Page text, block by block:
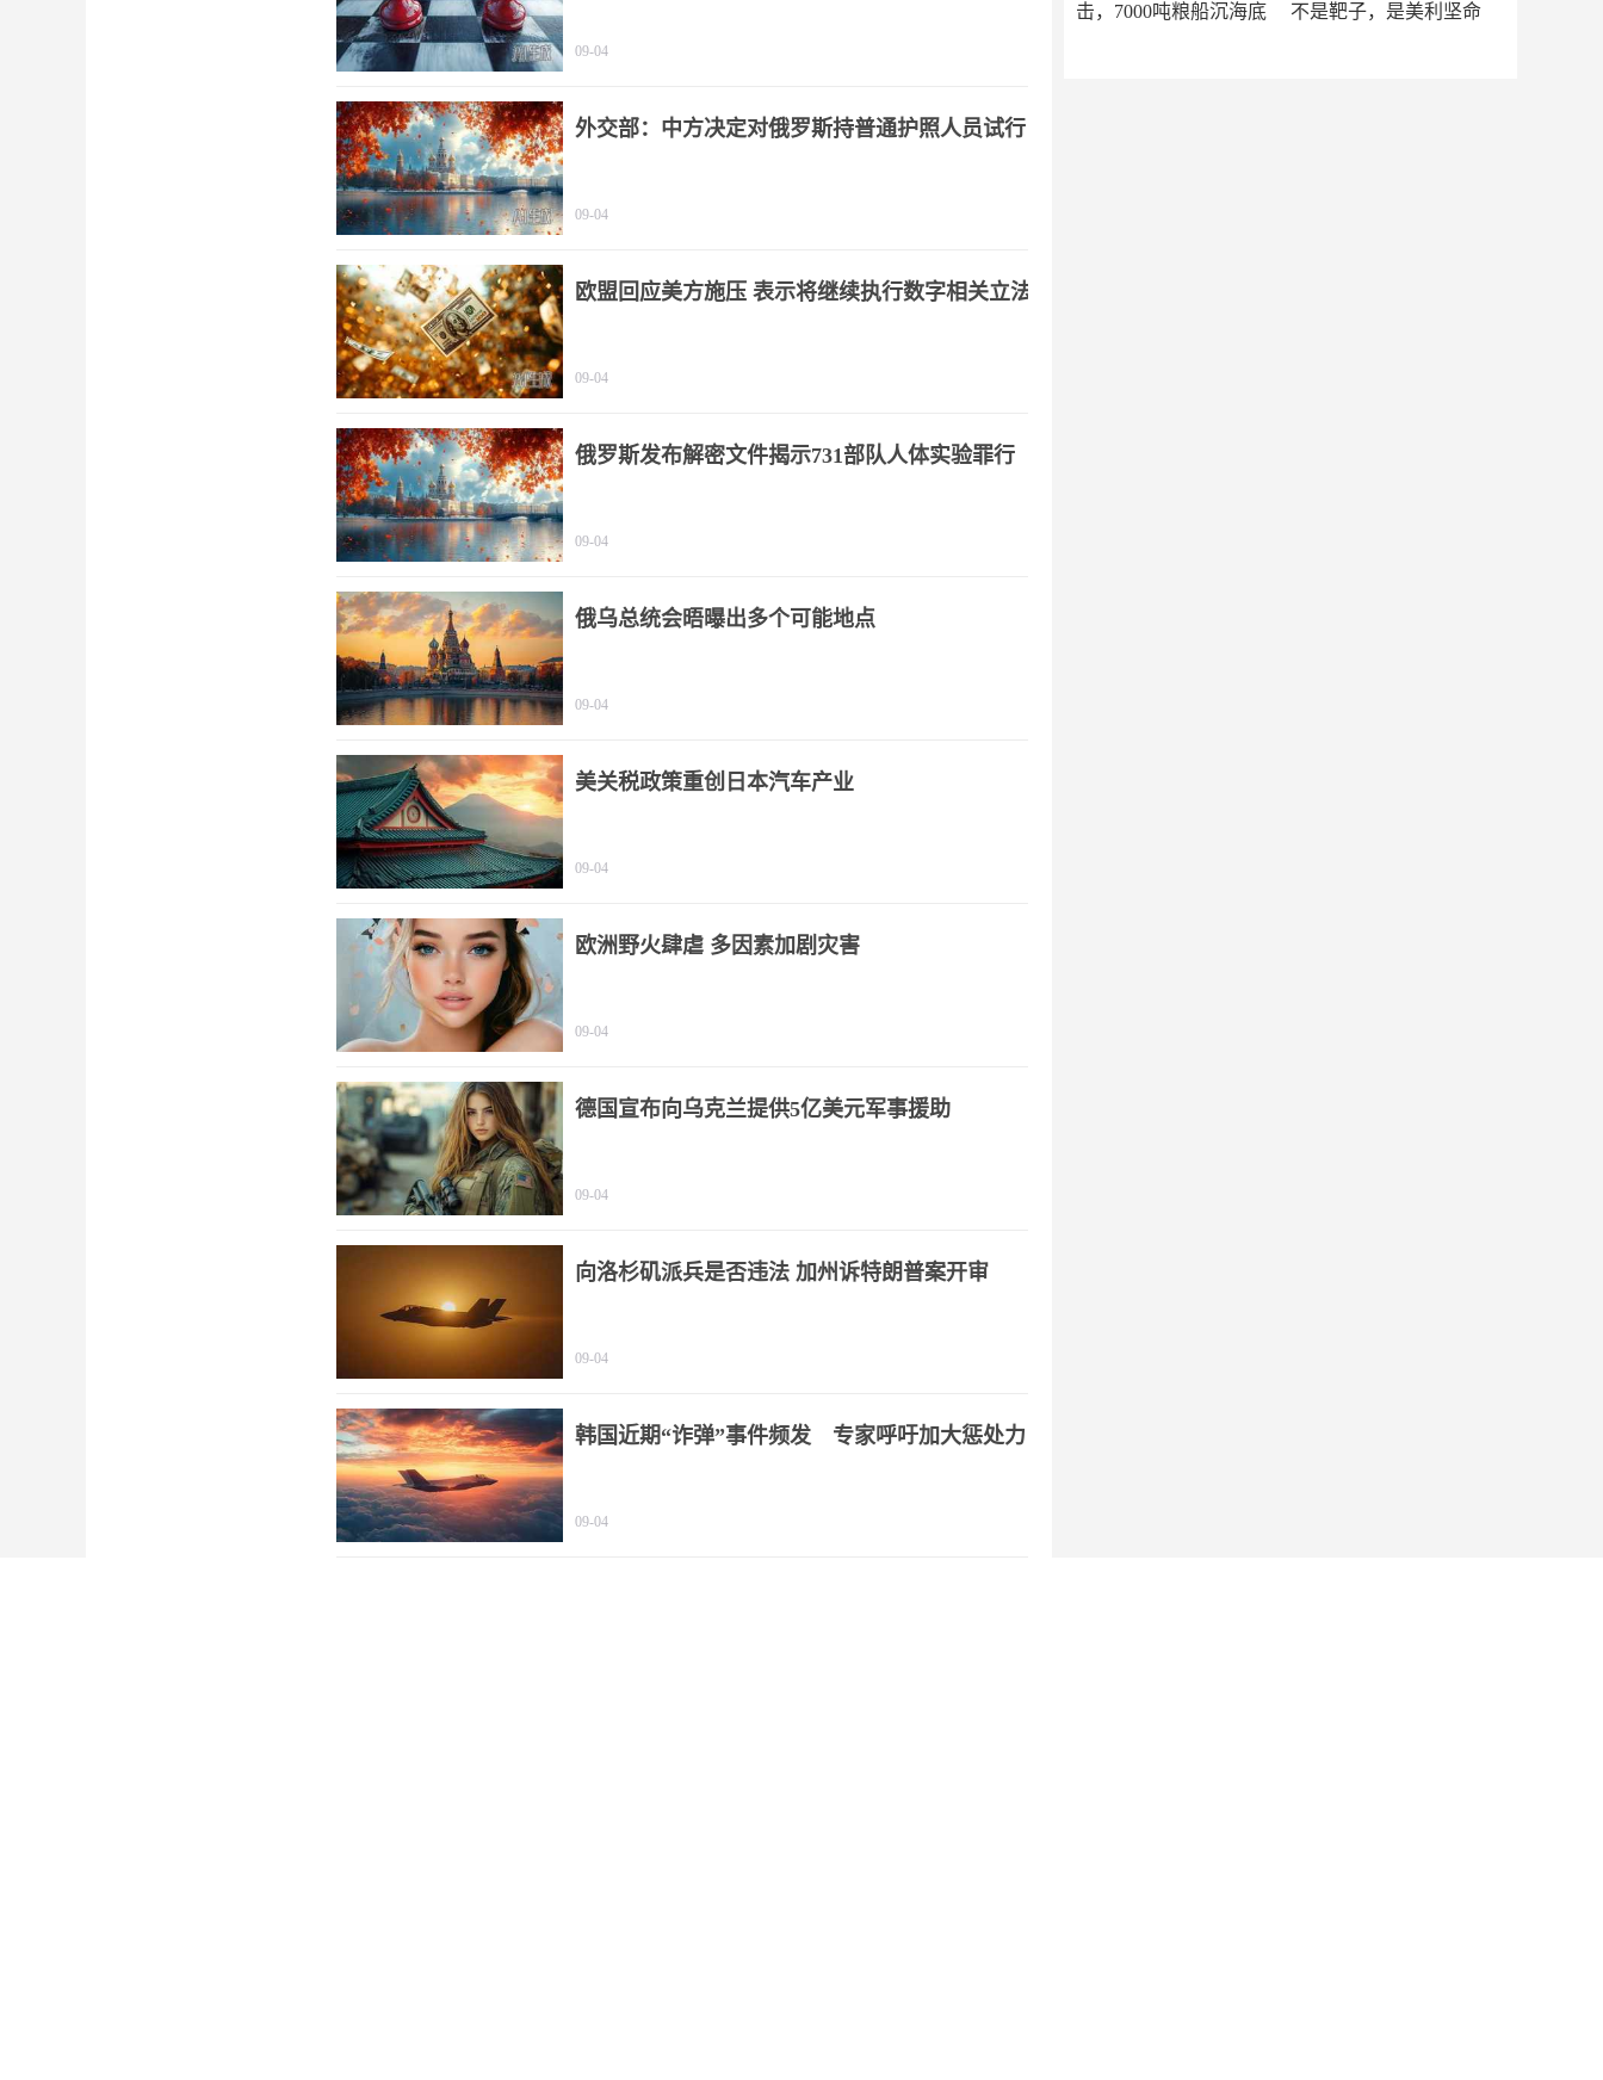
击，7000吨粮船沉海底
不是靶子，是美利坚命
09-04
外交部：中方决定对俄罗斯持普通护照人员试行
09-04
欧盟回应美方施压 表示将继续执行数字相关立法
09-04
俄罗斯发布解密文件揭示731部队人体实验罪行
09-04
俄乌总统会晤曝出多个可能地点
09-04
美关税政策重创日本汽车产业
09-04
欧洲野火肆虐 多因素加剧灾害
09-04
德国宣布向乌克兰提供5亿美元军事援助
09-04
向洛杉矶派兵是否违法 加州诉特朗普案开审
09-04
韩国近期“诈弹”事件频发 专家呼吁加大惩处力
09-04